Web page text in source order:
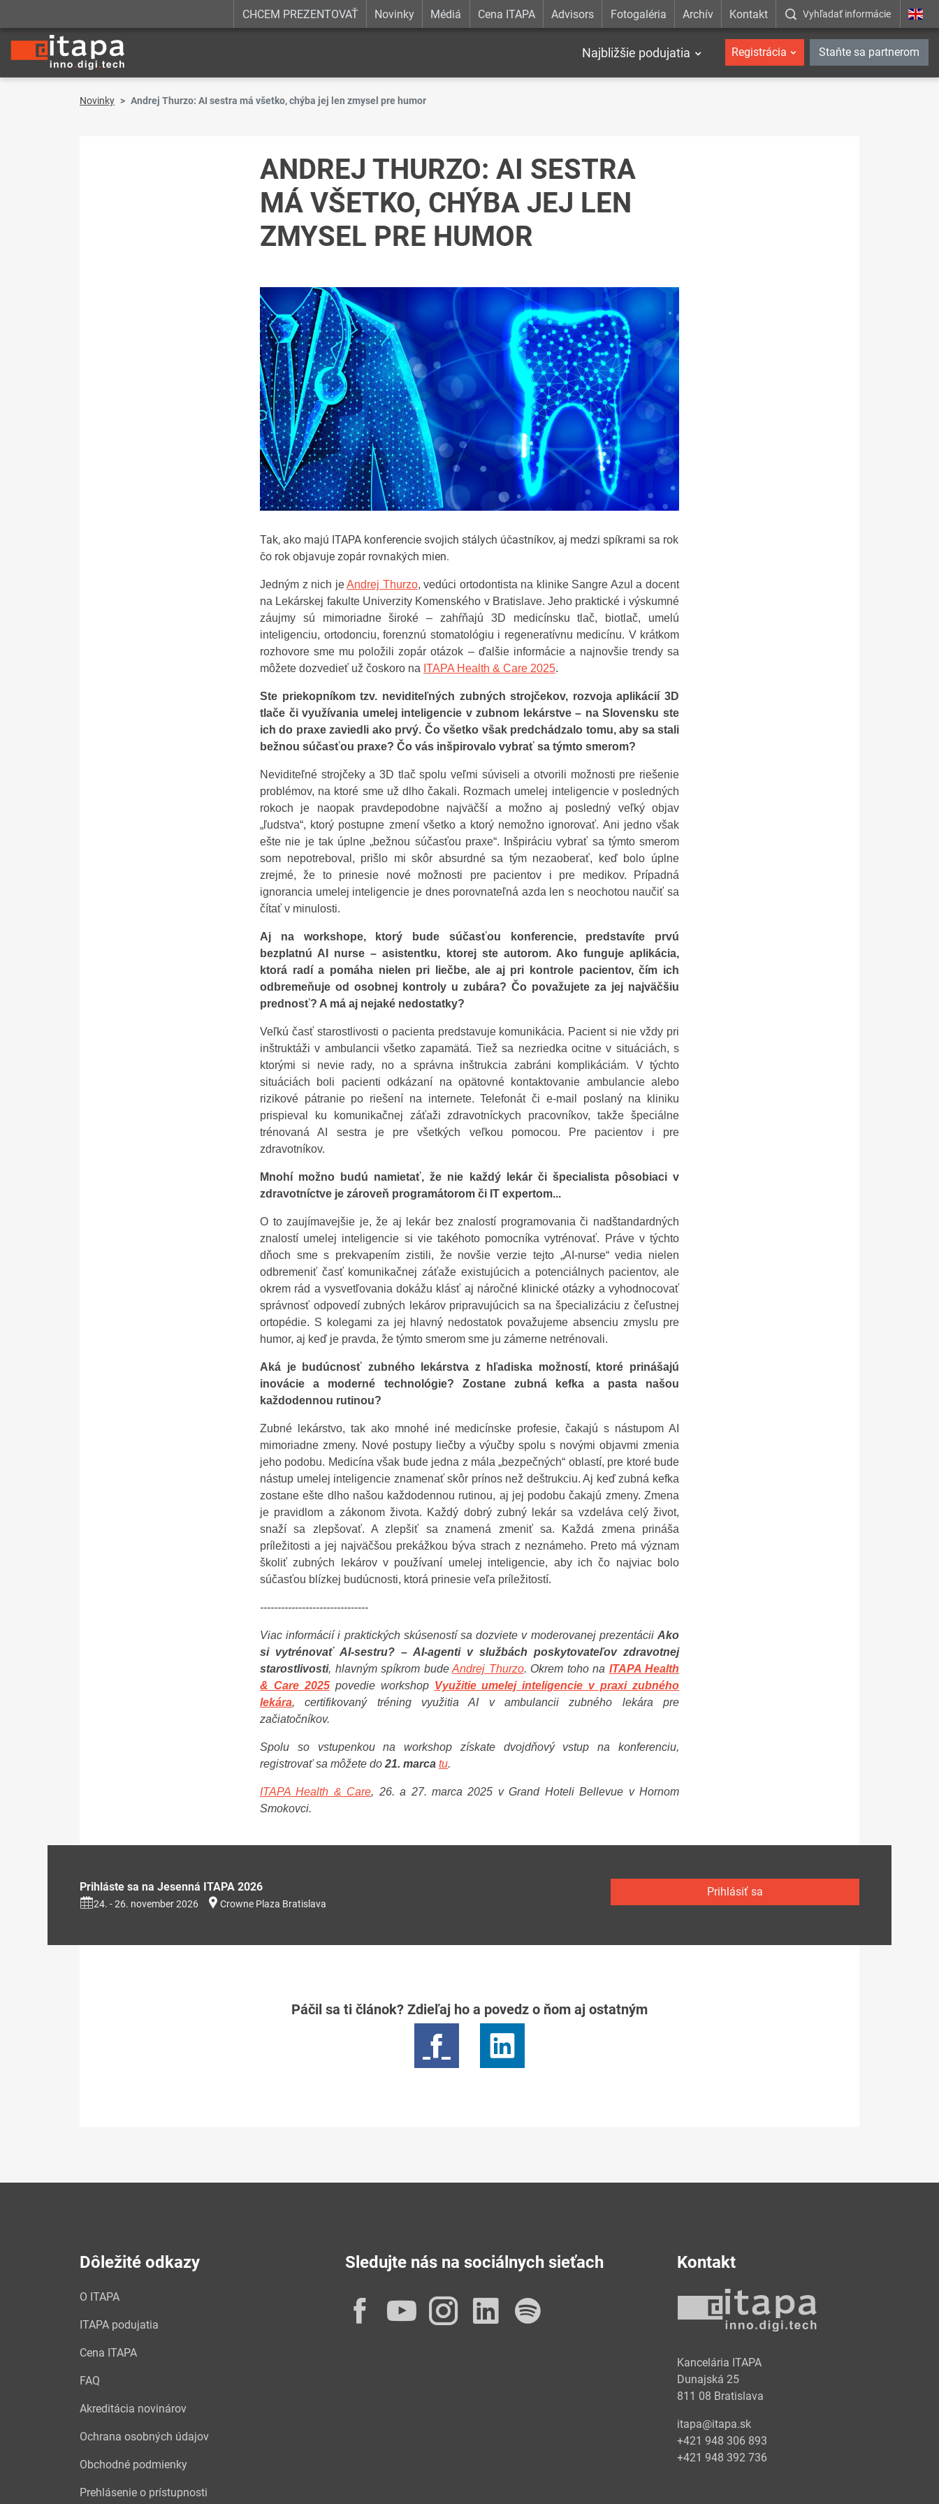
CHCEM PREZENTOVAŤ Novinky Médiá Cena ITAPA Advisors Fotogaléria Archív Kontakt Vyhľadať informácie
Najbližšie podujatia Registrácia Staňte sa partnerom
Novinky Andrej Thurzo: AI sestra má všetko, chýba jej len zmysel pre humor
ANDREJ THURZO: AI SESTRA
MÁ VŠETKO, CHÝBA JEJ LEN
ZMYSEL PRE HUMOR
Tak, ako majú ITAPA konferencie svojich stálych účastníkov, aj medzi spíkrami sa rok
čo rok objavuje zopár rovnakých mien.
Jedným z nich jeAndrej Thurzo, vedúci ortodontista na klinike Sangre Azul a docent
na Lekárskej fakulte Univerzity Komenského v Bratislave. Jeho praktické i výskumné
záujmy sú mimoriadne široké – zahŕňajú 3D medicínsku tlač, biotlač, umelú
inteligenciu, ortodonciu, forenznú stomatológiu i regeneratívnu medicínu. V krátkom
rozhovore sme mu položili zopár otázok – ďalšie informácie a najnovšie trendy sa
môžete dozvedieť už čoskoro na ITAPA Health & Care 2025.
Ste priekopníkom tzv. neviditeľných zubných strojčekov, rozvoja aplikácií 3D
tlače či využívania umelej inteligencie v zubnom lekárstve – na Slovensku ste
ich do praxe zaviedli ako prvý. Čo všetko však predchádzalo tomu, aby sa stali
bežnou súčasťou praxe? Čo vás inšpirovalo vybrať sa týmto smerom?
Neviditeľné strojčeky a 3D tlač spolu veľmi súviseli a otvorili možnosti pre riešenie
problémov, na ktoré sme už dlho čakali. Rozmach umelej inteligencie v posledných
rokoch je naopak pravdepodobne najväčší a možno aj posledný veľký objav
„ľudstva“, ktorý postupne zmení všetko a ktorý nemožno ignorovať. Ani jedno však
ešte nie je tak úplne „bežnou súčasťou praxe“. Inšpiráciu vybrať sa týmto smerom
som nepotreboval, prišlo mi skôr absurdné sa tým nezaoberať, keď bolo úplne
zrejmé, že to prinesie nové možnosti pre pacientov i pre medikov. Prípadná
ignorancia umelej inteligencie je dnes porovnateľná azda len s neochotou naučiť sa
čítať v minulosti.
Aj na workshope, ktorý bude súčasťou konferencie, predstavíte prvú
bezplatnú AI nurse – asistentku, ktorej ste autorom. Ako funguje aplikácia,
ktorá radí a pomáha nielen pri liečbe, ale aj pri kontrole pacientov, čím ich
odbremeňuje od osobnej kontroly u zubára? Čo považujete za jej najväčšiu
prednosť? A má aj nejaké nedostatky?
Veľkú časť starostlivosti o pacienta predstavuje komunikácia. Pacient si nie vždy pri
inštruktáži v ambulancii všetko zapamätá. Tiež sa nezriedka ocitne v situáciách, s
ktorými si nevie rady, no a správna inštrukcia zabráni komplikáciám. V týchto
situáciách boli pacienti odkázaní na opätovné kontaktovanie ambulancie alebo
rizikové pátranie po riešení na internete. Telefonát či e-mail poslaný na kliniku
prispieval ku komunikačnej záťaži zdravotníckych pracovníkov, takže špeciálne
trénovaná AI sestra je pre všetkých veľkou pomocou. Pre pacientov i pre
zdravotníkov.
Mnohí možno budú namietať, že nie každý lekár či špecialista pôsobiaci v
zdravotníctve je zároveň programátorom či IT expertom...
O to zaujímavejšie je, že aj lekár bez znalostí programovania či nadštandardných
znalostí umelej inteligencie si vie takéhoto pomocníka vytrénovať. Práve v týchto
dňoch sme s prekvapením zistili, že novšie verzie tejto „AI-nurse“ vedia nielen
odbremeniť časť komunikačnej záťaže existujúcich a potenciálnych pacientov, ale
okrem rád a vysvetľovania dokážu klásť aj náročné klinické otázky a vyhodnocovať
správnosť odpovedí zubných lekárov pripravujúcich sa na špecializáciu z čeľustnej
ortopédie. S kolegami za jej hlavný nedostatok považujeme absenciu zmyslu pre
humor, aj keď je pravda, že týmto smerom sme ju zámerne netrénovali.
Aká je budúcnosť zubného lekárstva z hľadiska možností, ktoré prinášajú
inovácie a moderné technológie? Zostane zubná kefka a pasta našou
každodennou rutinou?
Zubné lekárstvo, tak ako mnohé iné medicínske profesie, čakajú s nástupom AI
mimoriadne zmeny. Nové postupy liečby a výučby spolu s novými objavmi zmenia
jeho podobu. Medicína však bude jedna z mála „bezpečných“ oblastí, pre ktoré bude
nástup umelej inteligencie znamenať skôr prínos než deštrukciu. Aj keď zubná kefka
zostane ešte dlho našou každodennou rutinou, aj jej podobu čakajú zmeny. Zmena
je pravidlom a zákonom života. Každý dobrý zubný lekár sa vzdeláva celý život,
snaží sa zlepšovať. A zlepšiť sa znamená zmeniť sa. Každá zmena prináša
príležitosti a jej najväčšou prekážkou býva strach z neznámeho. Preto má význam
školiť zubných lekárov v používaní umelej inteligencie, aby ich čo najviac bolo
súčasťou blízkej budúcnosti, ktorá prinesie veľa príležitostí.
-------------------------------
Viac informácií i praktických skúseností sa dozviete v moderovanej prezentácii Ako
si vytrénovať AI-sestru? – AI-agenti v službách poskytovateľov zdravotnej
starostlivosti, hlavným spíkrom bude Andrej Thurzo. Okrem toho na ITAPA Health
& Care 2025 povedie workshop Využitie umelej inteligencie v praxi zubného
lekára,
certifikovaný tréning využitia AI v ambulancii zubného lekára pre
začiatočníkov.
Spolu so vstupenkou na workshop získate dvojdňový vstup na konferenciu,
registrovať sa môžete do 21. marca tu.
ITAPA Health & Care, 26. a 27. marca 2025 v Grand Hoteli Bellevue v Hornom
Smokovci.
Prihláste sa na Jesenná ITAPA 2026
24. - 26. november 2026 Crowne Plaza Bratislava
Prihlásiť sa
Páčil sa ti článok? Zdieľaj ho a povedz o ňom aj ostatným
Dôležité odkazy
O ITAPA
ITAPA podujatia
Cena ITAPA
FAQ
Akreditácia novinárov
Ochrana osobných údajov
Obchodné podmienky
Prehlásenie o prístupnosti
Sledujte nás na sociálnych sieťach
Facebook
YouTube
Instagram
LinkedIn
Kontakt
Kancelária ITAPA
Dunajská 25
811 08 Bratislava
itapa@itapa.sk
+421 948 306 893
+421 948 392 736